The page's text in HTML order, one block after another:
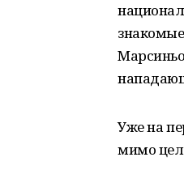
Уже на
мимо